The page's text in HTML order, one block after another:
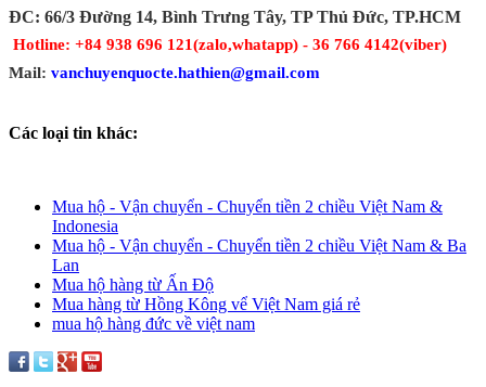
ĐC: 66/3 Đường 14, Bình Trưng Tây, TP Thủ Đức, TP.HCM
Hotline: +84 938 696 121(zalo,whatapp) - 36 766 4142(viber)
Mail: vanchuyenquocte.hathien@gmail.com
Các loại tin khác:
Mua hộ - Vận chuyển - Chuyển tiền 2 chiều Việt Nam &
Indonesia
Mua hộ - Vận chuyển - Chuyển tiền 2 chiều Việt Nam & Ba
Lan
Mua hộ hàng từ Ấn Độ
Mua hàng từ Hồng Kông vể Việt Nam giá rẻ
mua hộ hàng đức về việt nam